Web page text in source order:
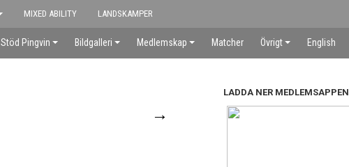
MIXED ABILITY LANDSKAMPER
Stöd Pingvin Bildgalleri Medlemskap Matcher Övrigt English
→
LADDA NER MEDLEMSAPPEN